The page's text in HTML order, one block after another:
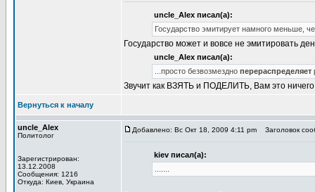
uncle_Alex писал(а):
Государство эмитирует намного меньше,
Государство может и вовсе не эмитировать
uncle_Alex писал(а):
...просто безвозмездно перераспределяет
Звучит как ВЗЯТЬ и ПОДЕЛИТЬ, Вам это
Вернуться к началу
uncle_Alex
Политолог
Зарегистрирован:
13.12.2008
Сообщения: 1216
Откуда: Киев, Украина
Добавлено: Вс Окт 18, 2009 4:11 pm Заголовок
kiev писал(а):